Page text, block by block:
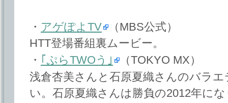
・ アゲぽよTV
（MBS公式）
HTT登場番組裏ムービー。
・ ｢ぷらTWOう｣
（TOKYO MX）
浅倉杏美さんと石原夏織さんのバラ
い。石原夏織さんは勝負の2012年に